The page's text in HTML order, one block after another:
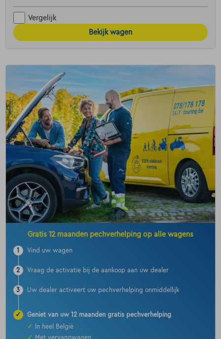
Vergelijk
Bekijk wagen
Gratis 12 maanden pechverhelping op alle wagens
1 Vind uw wagen
2 Vraag de activatie bij de aankoop aan uw dealer
3 Uw dealer activeert uw pechverhelping onmiddellijk
✓
Geniet van uw 12 maanden gratis pechverhelping
✓
In heel België
✓
Met vervangwagen